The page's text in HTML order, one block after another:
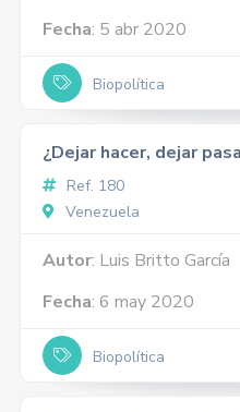
Fecha: 5 abr 2020
Biopolítica
¿Dejar hacer, dejar
Ref. 180
Venezuela
Autor: Luis Britto García
Fecha: 6 may 2020
Biopolítica